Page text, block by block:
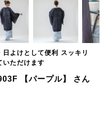
よけとして便利 スッキリ
いただけます
【パープル】 さん